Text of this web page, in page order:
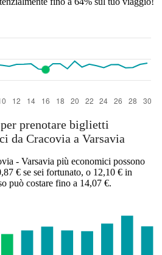
prenotare biglietti
da Cracovia a Varsavia
- Varsavia più economici possono
€ se sei fortunato, o 12,10 € in
può costare fino a 14,07 €.